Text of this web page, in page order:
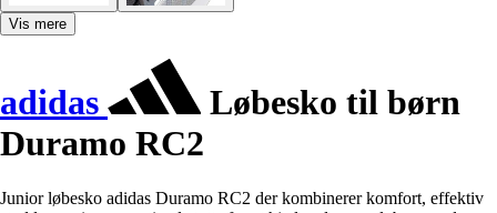
Vis mere
adidas
Løbesko til børn
Duramo RC2
Junior løbesko adidas Duramo RC2 der kombinerer komfort, effektiv